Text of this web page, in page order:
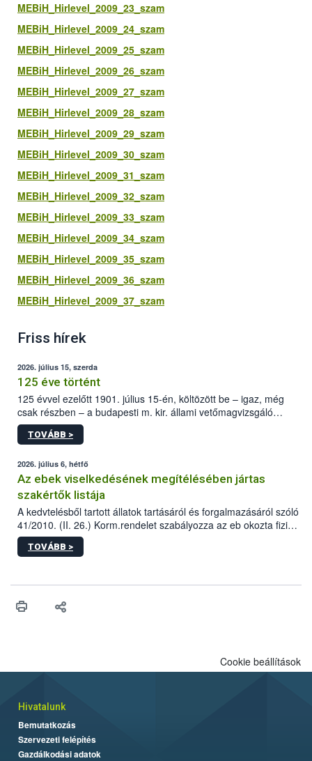
MEBiH_Hirlevel_2009_23_szam
MEBiH_Hirlevel_2009_24_szam
MEBiH_Hirlevel_2009_25_szam
MEBiH_Hirlevel_2009_26_szam
MEBiH_Hirlevel_2009_27_szam
MEBiH_Hirlevel_2009_28_szam
MEBiH_Hirlevel_2009_29_szam
MEBiH_Hirlevel_2009_30_szam
MEBiH_Hirlevel_2009_31_szam
MEBiH_Hirlevel_2009_32_szam
MEBiH_Hirlevel_2009_33_szam
MEBiH_Hirlevel_2009_34_szam
MEBiH_Hirlevel_2009_35_szam
MEBiH_Hirlevel_2009_36_szam
MEBiH_Hirlevel_2009_37_szam
Friss hírek
2026. július 15, szerda
125 éve történt
125 évvel ezelőtt 1901. július 15-én, költözött be – igaz, még
csak részben – a budapesti m. kir. állami vetőmagvizsgáló
állomás a Kis Rókus utca 15. szám alatti, Czigler Győző által
tervezett új épületébe.
TOVÁBB >
2026. július 6, hétfő
Az ebek viselkedésének megítélésében jártas
szakértők listája
A kedvtelésből tartott állatok tartásáról és forgalmazásáról szóló
41/2010. (II. 26.) Korm.rendelet szabályozza az eb okozta fizikai
sérülés, illetve ennek veszélye keletkezésekor felmerülő
hatósági feladatokat, valamint a veszélyes eb tartását és annak
TOVÁBB >
Cookie beállítások
Hivatalunk
Bemutatkozás
Szervezeti felépítés
Gazdálkodási adatok